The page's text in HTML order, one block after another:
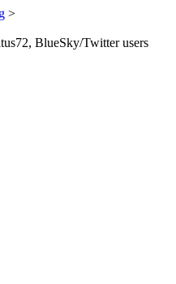
>
BlueSky/Twitter users